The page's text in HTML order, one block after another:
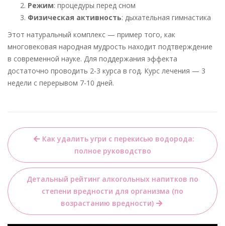
Режим: процедуры перед сном
Физическая активность: дыхательная гимнастика
Этот натуральный комплекс — пример того, как
многовековая народная мудрость находит подтверждение
в современной науке. Для поддержания эффекта
достаточно проводить 2-3 курса в год. Курс лечения — 3
недели с перерывом 7-10 дней.
Навигация
по
записям
Как удалить угри с перекисью водорода:
полное руководство
Детальный рейтинг алкогольных напитков по
степени вредности для организма (по
возрастанию вредности)